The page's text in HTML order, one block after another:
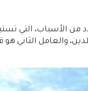
من الأسباب، التي
والعامل الثاني هو